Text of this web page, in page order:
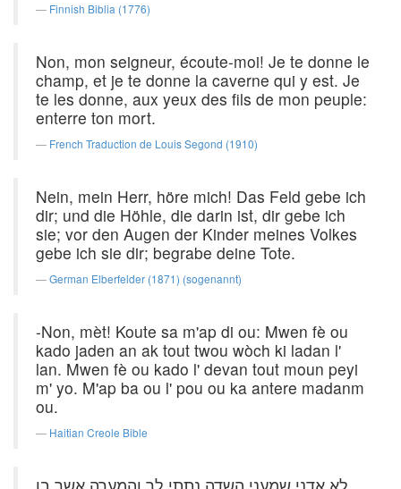
Finnish Biblia (1776)
Non, mon seigneur, écoute-moi! Je te donne le
champ, et je te donne la caverne qui y est. Je
te les donne, aux yeux des fils de mon peuple:
enterre ton mort.
French Traduction de Louis Segond (1910)
Nein, mein Herr, höre mich! Das Feld gebe ich
dir; und die Höhle, die darin ist, dir gebe ich
sie; vor den Augen der Kinder meines Volkes
gebe ich sie dir; begrabe deine Tote.
German Elberfelder (1871) (sogenannt)
-Non, mèt! Koute sa m'ap di ou: Mwen fè ou
kado jaden an ak tout twou wòch ki ladan l'
lan. Mwen fè ou kado l' devan tout moun peyi
m' yo. M'ap ba ou l' pou ou ka antere madanm
ou.
Haitian Creole Bible